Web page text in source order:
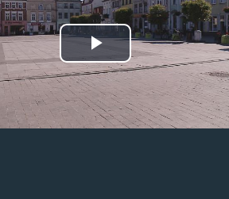
Odtwórz
wideo